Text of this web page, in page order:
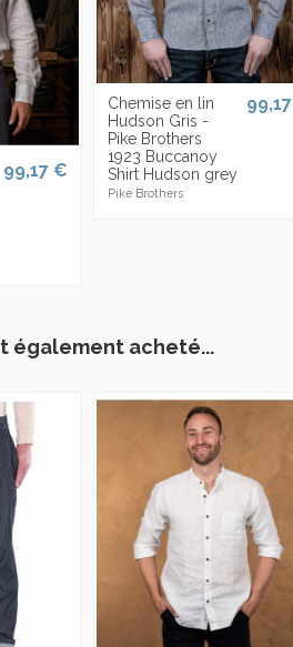
99,17 €
Chemise en lin
Hudson Gris -
Pike Brothers
1923 Buccanoy
Shirt Hudson grey
Pike Brothers
également acheté...